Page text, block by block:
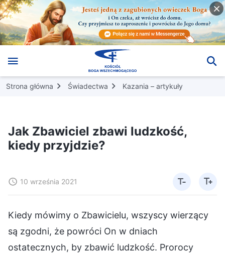
Strona główna Świadectwa Kazania – artykuły
Jak Zbawiciel zbawi ludzkość,
kiedy przyjdzie?
10 września 2021
Kiedy mówimy o Zbawicielu, wszyscy wierzący
są zgodni, że powróci On w dniach
ostatecznych, by zbawić ludzkość. Prorocy